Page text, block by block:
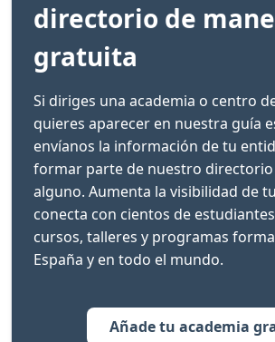
directorio de
gratuita
Si diriges una academia o centro
quieres aparecer en nuestra guía
envíanos la información de tu
formar parte de nuestro directorio
alguno. Aumenta la visibilidad de
conecta con cientos de
cursos, talleres y programas
España y en todo el mundo.
Añade tu academia